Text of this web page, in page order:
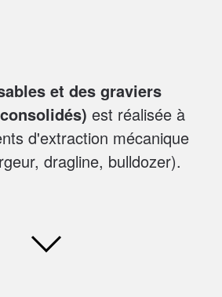
et des graviers
est réalisée à
d'extraction mécanique
dragline, bulldozer).